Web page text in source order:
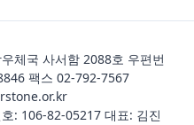
체국 사서함 2088호 우편번
팩스 02-792-7567
: 106-82-05217 대표: 김진